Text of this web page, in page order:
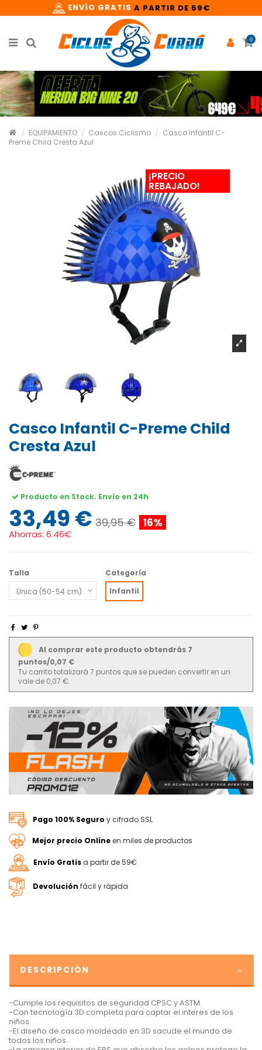
ENVÍO GRATIS A PARTIR DE 59€
0
EQUIPAMIENTO Cascos Ciclismo
Casco Infantil C-
Preme Child Cresta Azul
¡PRECIO
REBAJADO!
Casco Infantil C-Preme Child
Cresta Azul
Producto en Stock. Envío en 24h
33,49 € 39,95 € 16%
Ahorras: 6.46€
Talla
Categoría
Infantil
Al comprar este producto obtendrás 7
puntos/0,07 €
Tu carrito totalizará 7 puntos que se pueden convertir en un
vale de 0,07 €.
Pago 100% Seguro y cifrado SSL
Mejor precio Onlineen miles de productos
Envío Gratisa partir de 59€
Devolución fácil y rápida
DESCRIPCIÓN
-Cumple los requisitos de seguridad CPSC y ASTM.
-Con tecnología 3D completa para captar el interes de los
niños.
-El diseño de casco moldeado en 3D sacude el mundo de
todos los niños.